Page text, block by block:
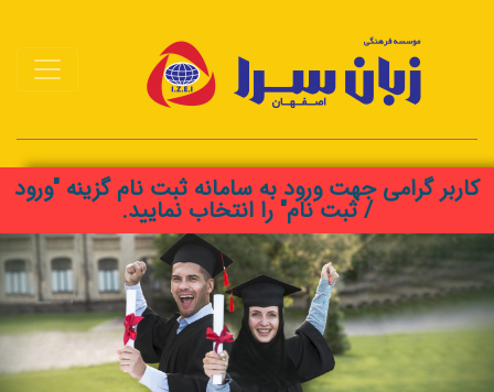
کاربر گرامی جهت ورود به سامانه ثبت نام گزینه "ورود
/ ثبت نام" را انتخاب نمایید.